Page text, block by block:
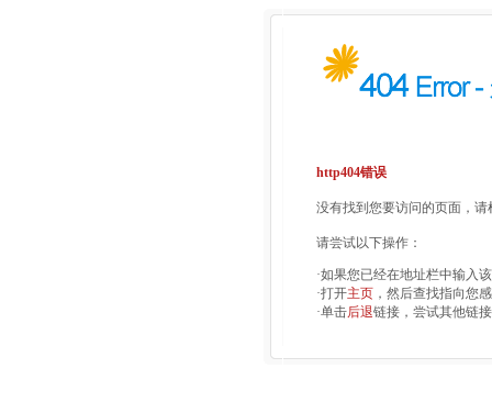
http404错误
没有找到您要访问的页面，
请尝试以下操作：
·如果您已经在地址栏中输入
·打开主页 ，然后查找指向您
·单击后退链接，尝试其他链